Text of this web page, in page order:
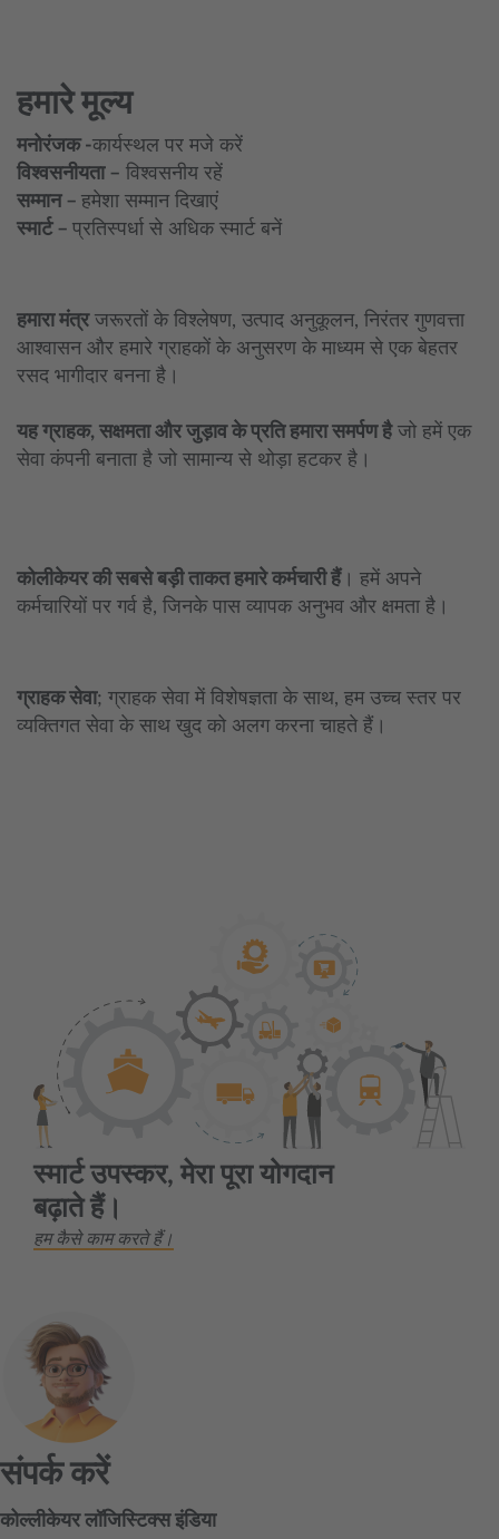
हमारे मूल्य
मनोरंजक -कार्यस्थल पर मजे करें
विश्वसनीयता – विश्वसनीय रहें
सम्मान – हमेशा सम्मान दिखाएं
स्मार्ट – प्रतिस्पर्धा से अधिक स्मार्ट बनें
हमारा मंत्रजरूरतों के विश्लेषण, उत्पाद अनुकूलन, निरंतर गुणवत्ता
आश्वासन और हमारे ग्राहकों के अनुसरण के माध्यम से एक बेहतर
रसद भागीदार बनना है।
यह ग्राहक, सक्षमता और जुड़ाव के प्रति हमारा समर्पण हैजो हमें एक
सेवा कंपनी बनाता है जो सामान्य से थोड़ा हटकर है।
कोलीकेयर की सबसे बड़ी ताकत हमारे कर्मचारी हैं। हमें अपने
कर्मचारियों पर गर्व है, जिनके पास व्यापक अनुभव और क्षमता है।
ग्राहक सेवा; ग्राहक सेवा में विशेषज्ञता के साथ, हम उच्च स्तर पर
व्यक्तिगत सेवा के साथ खुद को अलग करना चाहते हैं।
स्मार्ट उपस्कर, मेरा पूरा योगदान
बढ़ाते हैं।
हम कैसे काम करते हैं।
संपर्क करें
कोल्लीकेयर लॉजिस्टिक्स इंडिया